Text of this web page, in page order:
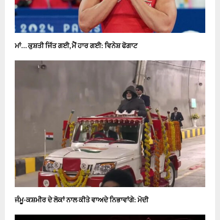
ਮਾਂ… ਕੁਸ਼ਤੀ ਜਿੱਤ ਗਈ, ਮੈਂ ਹਾਰ ਗਈ: ਵਿਨੇਸ਼ ਫੋਗਾਟ
ਜੰਮੂ-ਕਸ਼ਮੀਰ ਦੇ ਲੋਕਾਂ ਨਾਲ ਕੀਤੇ ਵਾਅਦੇ ਨਿਭਾਵਾਂਗੇ: ਮੋਦੀ